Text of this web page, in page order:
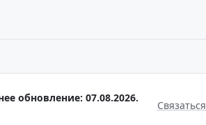
обновление: 07.08.2026.
Связаться